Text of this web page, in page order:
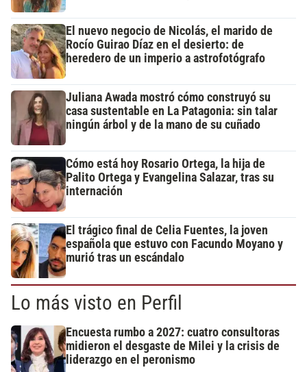
El nuevo negocio de Nicolás, el marido de
Rocío Guirao Díaz en el desierto: de
heredero de un imperio a astrofotógrafo
Juliana Awada mostró cómo construyó su
casa sustentable en La Patagonia: sin talar
ningún árbol y de la mano de su cuñado
Cómo está hoy Rosario Ortega, la hija de
Palito Ortega y Evangelina Salazar, tras su
internación
El trágico final de Celia Fuentes, la joven
española que estuvo con Facundo Moyano y
murió tras un escándalo
Lo más visto en Perfil
Encuesta rumbo a 2027: cuatro consultoras
midieron el desgaste de Milei y la crisis de
liderazgo en el peronismo